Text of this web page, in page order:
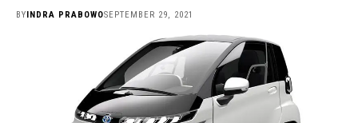
BY INDRA PRABOWOSEPTEMBER 29, 2021